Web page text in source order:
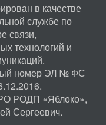
в качестве
службе по
связи,
технологий и
номер ЭЛ № ФС
РОДП «Яблоко»,
Сергеевич.